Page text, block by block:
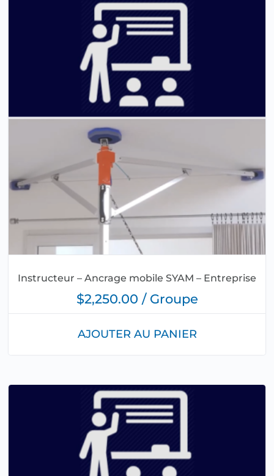
Instructeur – Ancrage mobile SYAM – Entreprise
$2,250.00 / Groupe
AJOUTER AU PANIER